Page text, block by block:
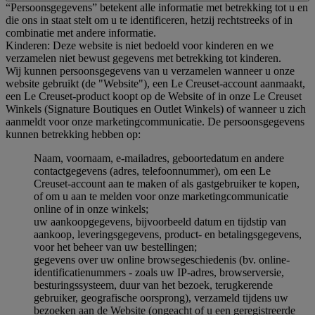
“Persoonsgegevens” betekent alle informatie met betrekking tot u en
die ons in staat stelt om u te identificeren, hetzij rechtstreeks of in
combinatie met andere informatie.
Kinderen: Deze website is niet bedoeld voor kinderen en we
verzamelen niet bewust gegevens met betrekking tot kinderen.
Wij kunnen persoonsgegevens van u verzamelen wanneer u onze
website gebruikt (de "Website"), een Le Creuset-account aanmaakt,
een Le Creuset-product koopt op de Website of in onze Le Creuset
Winkels (Signature Boutiques en Outlet Winkels) of wanneer u zich
aanmeldt voor onze marketingcommunicatie. De persoonsgegevens
kunnen betrekking hebben op:
Naam, voornaam, e-mailadres, geboortedatum en andere
contactgegevens (adres, telefoonnummer), om een Le
Creuset-account aan te maken of als gastgebruiker te kopen,
of om u aan te melden voor onze marketingcommunicatie
online of in onze winkels;
uw aankoopgegevens, bijvoorbeeld datum en tijdstip van
aankoop, leveringsgegevens, product- en betalingsgegevens,
voor het beheer van uw bestellingen;
gegevens over uw online browsegeschiedenis (bv. online-
identificatienummers - zoals uw IP-adres, browserversie,
besturingssysteem, duur van het bezoek, terugkerende
gebruiker, geografische oorsprong), verzameld tijdens uw
bezoeken aan de Website (ongeacht of u een geregistreerde